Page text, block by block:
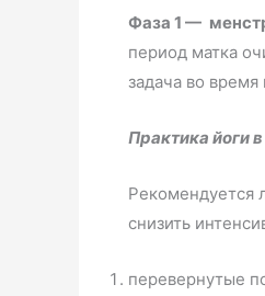
Фаза 1 —
период матка
задача во время
Практика йоги
Рекомендуется
снизить
перевернутые